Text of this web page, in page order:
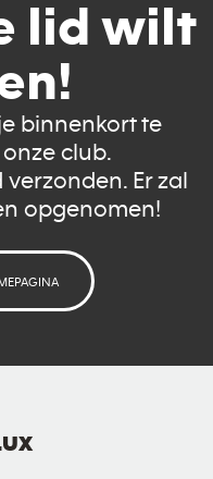
lid wilt
binnenkort te
club.
Er zal
opgenomen!